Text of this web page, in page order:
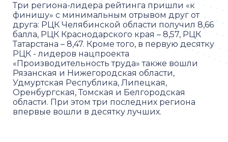
Три региона-лидера рейтинга пришли «к
финишу» с минимальным отрывом друг от
друга: РЦК Челябинской области получил 8,66
балла, РЦК Краснодарского края – 8,57, РЦК
Татарстана – 8,47. Кроме того, в первую десятку
РЦК - лидеров нацпроекта
«Производительность труда» также вошли
Рязанская и Нижегородская области,
Удмуртская Республика, Липецкая,
Оренбургская, Томская и Белгородская
области. При этом три последних региона
впервые вошли в десятку лучших.